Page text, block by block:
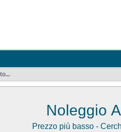
Noleggio
Prezzo più basso -